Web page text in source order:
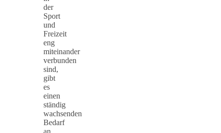
der
Sport
und
Freizeit
eng
miteinander
verbunden
sind,
gibt
es
einen
ständig
wachsenden
Bedarf
an